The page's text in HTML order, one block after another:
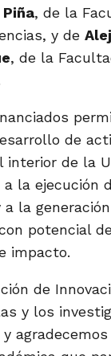
, de la
y de
, de la
de
interior de la
la ejecución
la
potencial
impacto.
de
y los